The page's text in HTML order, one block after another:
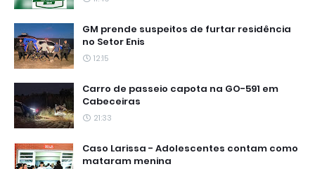
GM prende suspeitos de furtar residência
no Setor Enis
12:15
Carro de passeio capota na GO-591 em
Cabeceiras
21:33
Caso Larissa - Adolescentes contam como
mataram menina